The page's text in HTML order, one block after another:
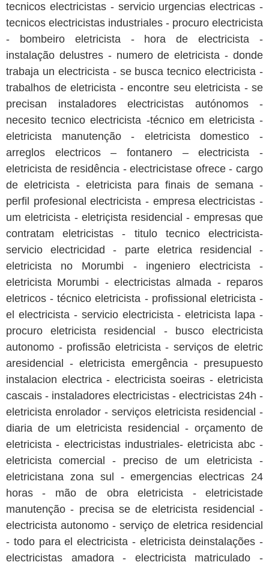
tecnicos electricistas - servicio urgencias electricas -
tecnicos electricistas industriales - procuro electricista
- bombeiro eletricista - hora de electricista -
instalação delustres - numero de eletricista - donde
trabaja un electricista - se busca tecnico electricista -
trabalhos de eletricista - encontre seu eletricista - se
precisan instaladores electricistas autónomos -
necesito tecnico electricista -técnico em eletricista -
eletricista manutenção - eletricista domestico -
arreglos electricos – fontanero – electricista -
eletricista de residência - electricistase ofrece - cargo
de eletricista - eletricista para finais de semana -
perfil profesional electricista - empresa electricistas -
um eletricista - eletriçista residencial - empresas que
contratam eletricistas - titulo tecnico electricista-
servicio electricidad - parte eletrica residencial -
eletricista no Morumbi - ingeniero electricista -
eletricista Morumbi - electricistas almada - reparos
eletricos - técnico eletricista - profissional eletricista -
el electricista - servicio electricista - eletricista lapa -
procuro eletricista residencial - busco electricista
autonomo - profissão eletricista - serviços de eletric
aresidencial - eletricista emergência - presupuesto
instalacion electrica - electricista soeiras - eletricista
cascais - instaladores electricistas - electricistas 24h -
eletricista enrolador - serviços eletricista residencial -
diaria de um eletricista residencial - orçamento de
eletricista - electricistas industriales- eletricista abc -
eletricista comercial - preciso de um eletricista -
eletricistana zona sul - emergencias electricas 24
horas - mão de obra eletricista - eletricistade
manutenção - precisa se de eletricista residencial -
electricista autonomo - serviço de eletrica residencial
- todo para el electricista - eletricista deinstalações -
electricistas amadora - electricista matriculado -